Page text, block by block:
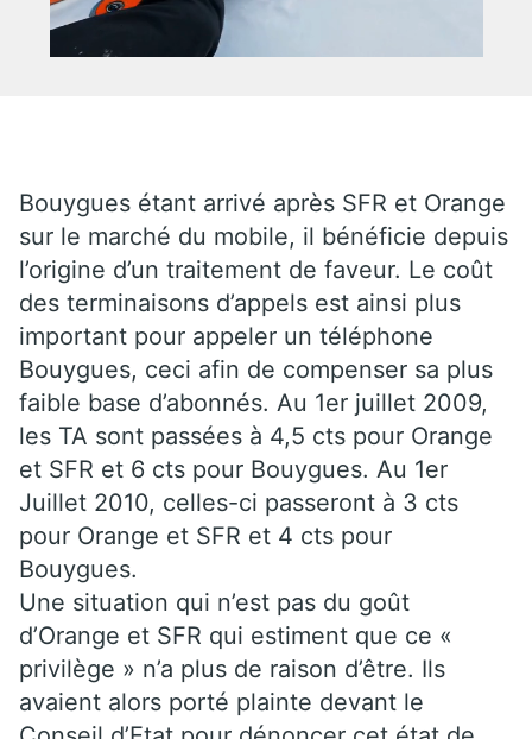
Bouygues étant arrivé après SFR et Orange
sur le marché du mobile, il bénéficie depuis
l’origine d’un traitement de faveur. Le coût
des terminaisons d’appels est ainsi plus
important pour appeler un téléphone
Bouygues, ceci afin de compenser sa plus
faible base d’abonnés. Au 1er juillet 2009,
les TA sont passées à 4,5 cts pour Orange
et SFR et 6 cts pour Bouygues. Au 1er
Juillet 2010, celles-ci passeront à 3 cts
pour Orange et SFR et 4 cts pour
Bouygues.
Une situation qui n’est pas du goût
d’Orange et SFR qui estiment que ce «
privilège » n’a plus de raison d’être. Ils
avaient alors porté plainte devant le